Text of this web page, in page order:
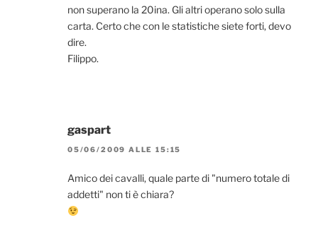
non superano la 20ina. Gli altri operano solo sulla
carta. Certo che con le statistiche siete forti, devo
dire.
Filippo.
gaspart
05/06/2009 ALLE 15:15
Amico dei cavalli, quale parte di "numero totale di
addetti" non ti è chiara?